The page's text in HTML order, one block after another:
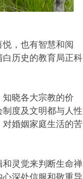
，也有智慧和阅
历史的教育局正科
晓各大宗教的价
度及文明都与人性
婚姻家庭生活的苦
灵觉来判断生命禅
深处信服和敬重导